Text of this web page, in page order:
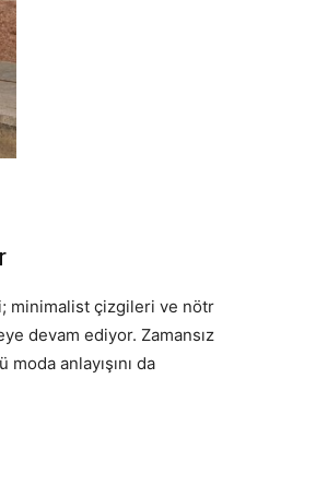
minimalist çizgileri ve nötr
devam ediyor. Zamansız
anlayışını da